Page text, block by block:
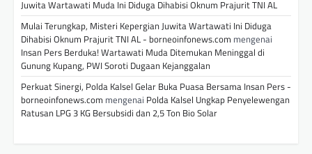
Juwita Wartawati Muda Ini Diduga Dihabisi Oknum Prajurit TNI AL
Mulai Terungkap, Misteri Kepergian Juwita Wartawati Ini Diduga
Dihabisi Oknum Prajurit TNI AL - borneoinfonews.com mengenai
Insan Pers Berduka! Wartawati Muda Ditemukan Meninggal di
Gunung Kupang, PWI Soroti Dugaan Kejanggalan
Perkuat Sinergi, Polda Kalsel Gelar Buka Puasa Bersama Insan Pers -
borneoinfonews.com mengenai Polda Kalsel Ungkap Penyelewengan
Ratusan LPG 3 KG Bersubsidi dan 2,5 Ton Bio Solar